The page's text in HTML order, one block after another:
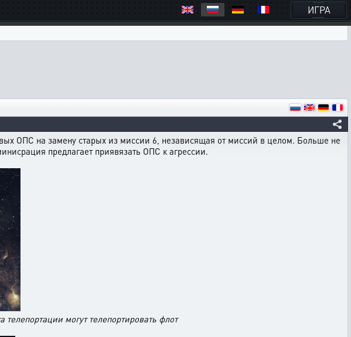
ИГРА
ОПС на замену старых из миссии 6, независящая от миссий в целом. Больше не
предлагает приявязать ОПС к агрессии.
могут телепортировать флот